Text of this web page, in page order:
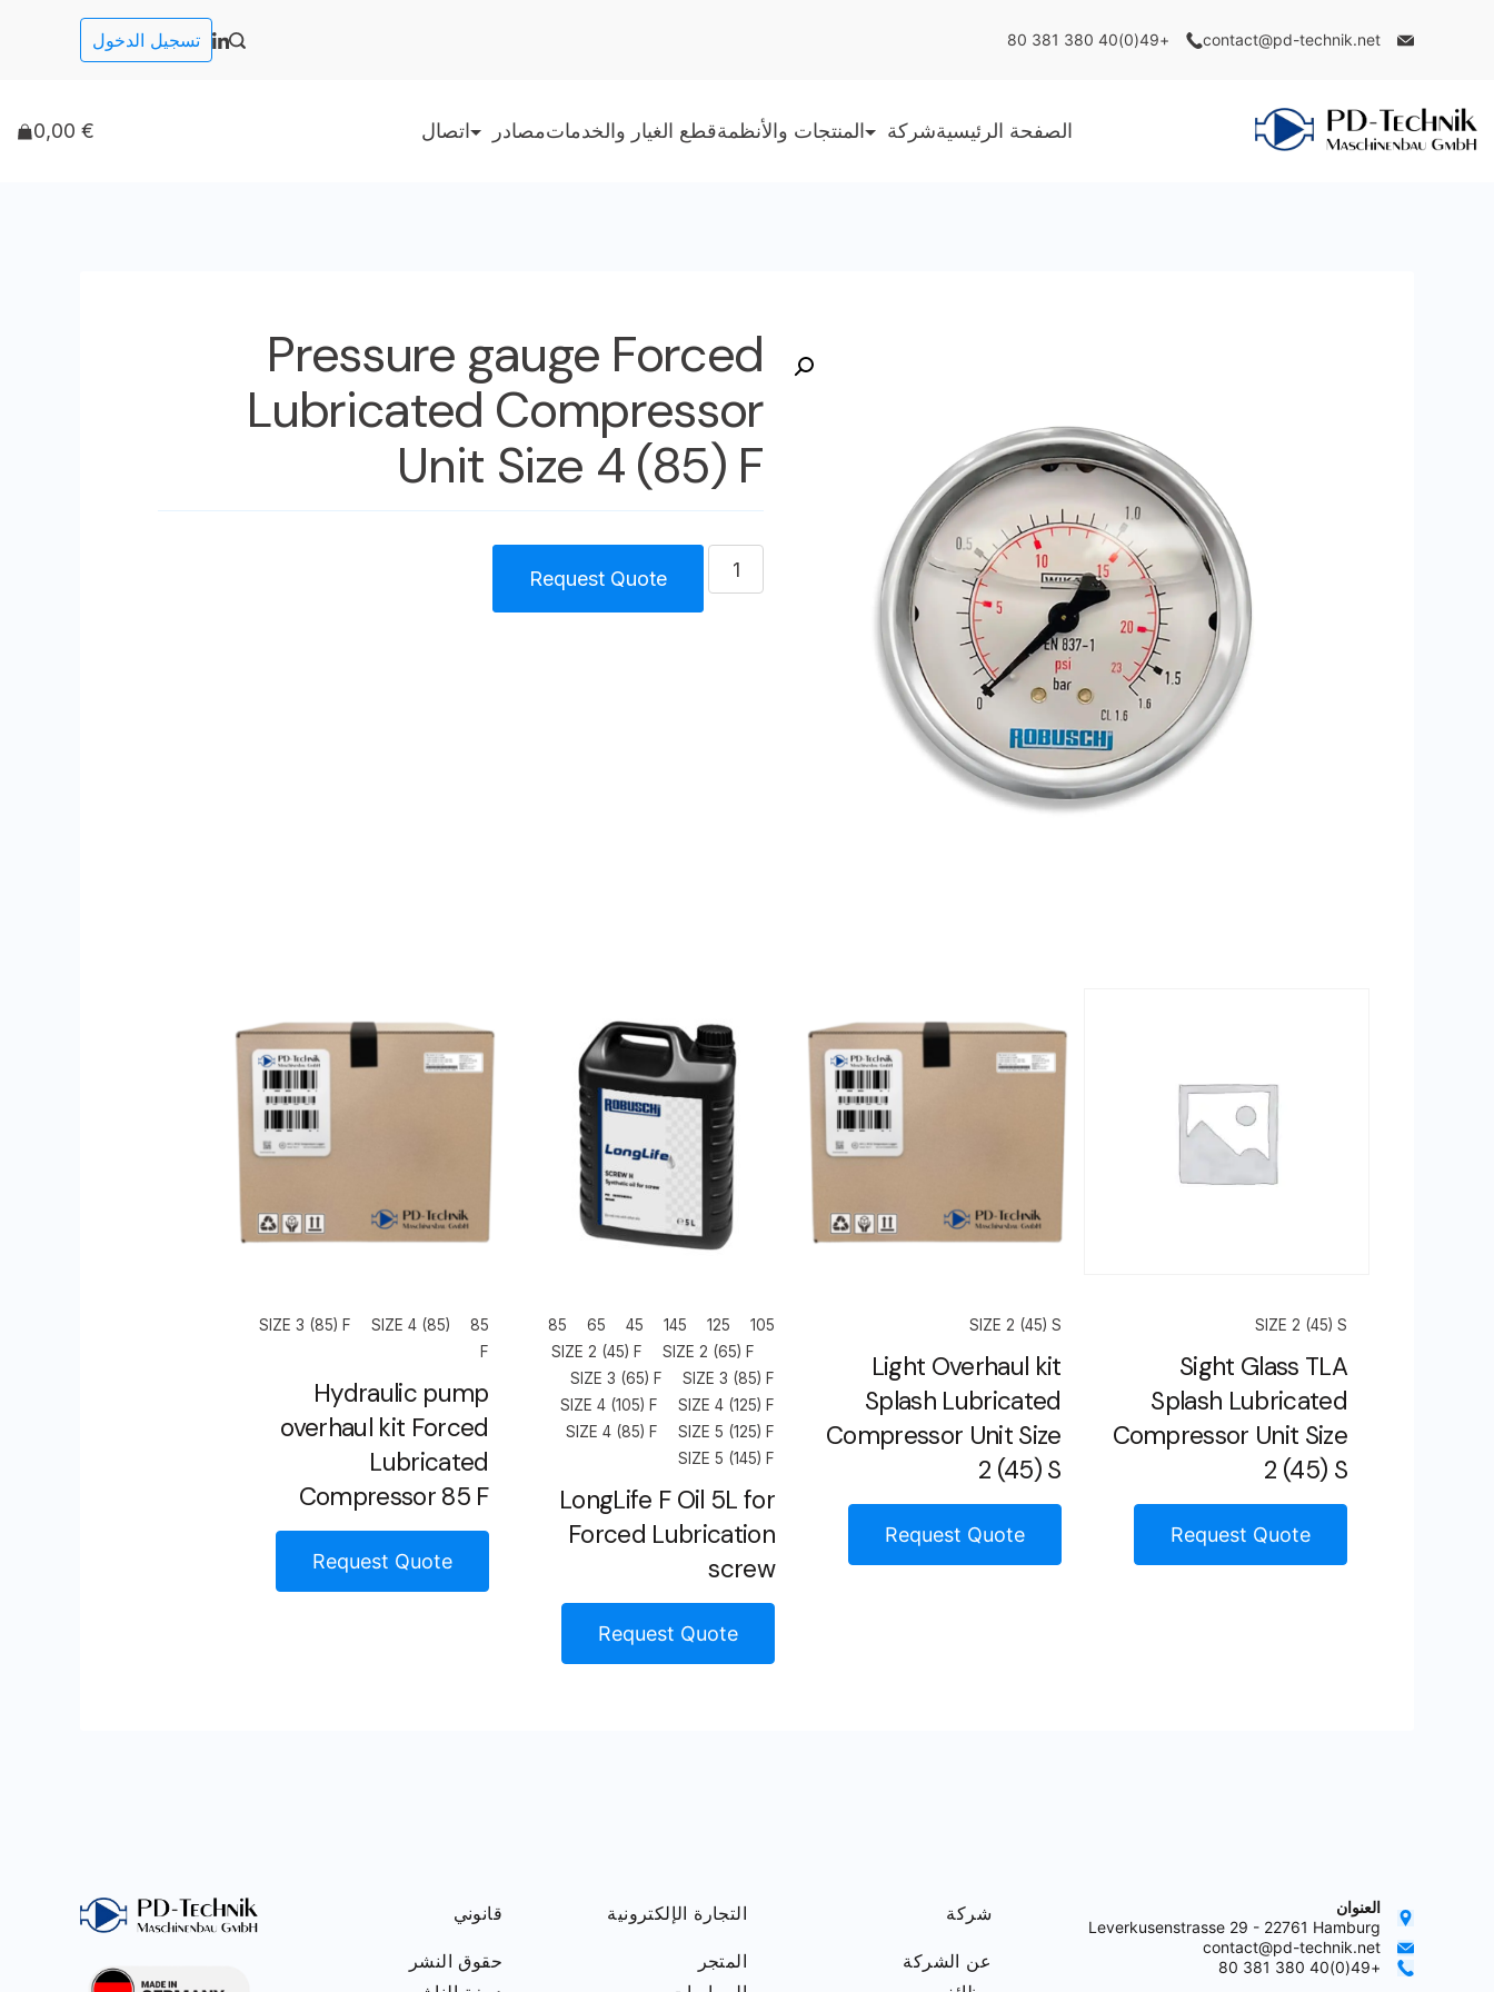
contact@pd-technik.net
+49(0)40 380 381 80 تسجيل الدخول
الصفحة الرئيسيةشركة المنتجات والأنظمةقطع الغيار والخدماتمصادر اتصال 0,00 €
Pressure gauge Forced
Lubricated Compressor
Unit Size 4 (85) F
كمية
Pressure
Request Quote
SIZE 2 (45) S
Sight Glass TLA
Splash Lubricated
Compressor Unit Size
2 (45) S
Request Quote
SIZE 2 (45) S
Light Overhaul kit
Splash Lubricated
Compressor Unit Size
2 (45) S
Request Quote
105
125
145
45
65
85
SIZE 2 (45) F
SIZE 2 (65) F
SIZE 3 (65) F
SIZE 3 (85) F
SIZE 4 (105) F
SIZE 4 (125) F
SIZE 4 (85) F
SIZE 5 (125) F
SIZE 5 (145) F
LongLife F Oil 5L for
Forced Lubrication
screw
Request Quote
85
SIZE 3 (85) F
SIZE 4 (85)
F
Hydraulic pump
overhaul kit Forced
Lubricated
Compressor 85 F
Request Quote
العنوان
Leverkusenstrasse 29 - 22761 Hamburg
contact@pd-technik.net
+49(0)40 380 381 80
شركة
عن الشركة
التجارة الإلكترونية
المتجر
قانوني
حقوق النشر